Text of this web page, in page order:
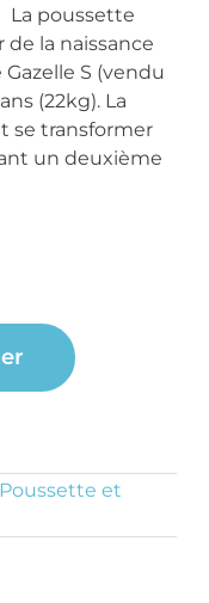
La poussette
de la naissance
S (vendu
(22kg). La
se transformer
un deuxième
Poussette et